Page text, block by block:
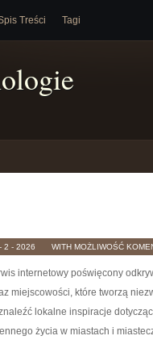
Treści Tagi
2 - 2026 WITH MOŻLIWOŚĆ
internetowy poświęcony
miejscowości, które tworzą
lokalne inspiracje
życia w miastach i